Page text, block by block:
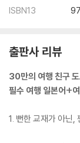
쇼핑 공략법
신발 사이즈 딱 1분
계산대 앞에서 무조
틈새퀴즈
9 번외편
교통수단 탈 때 써먹
ISBN13
출판사 리뷰
30만의 여행 친구
필수 여행 일본어+
1. 뻔한 교재가 아닌,